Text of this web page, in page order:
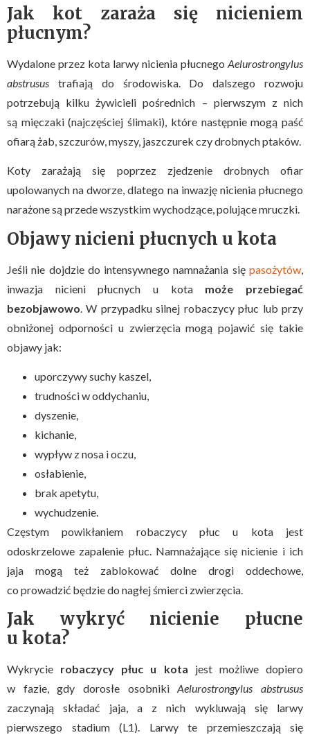
Jak kot zaraża się nicieniem
płucnym?
Wydalone przez kota larwy nicienia płucnego Aelurostrongylus
abstrusus trafiają do środowiska. Do dalszego rozwoju
potrzebują kilku żywicieli pośrednich – pierwszym z nich
są mięczaki (najczęściej ślimaki), które następnie mogą paść
ofiarą żab, szczurów, myszy, jaszczurek czy drobnych ptaków.
Koty zarażają się poprzez zjedzenie drobnych ofiar
upolowanych na dworze, dlatego na inwazję nicienia płucnego
narażone są przede wszystkim wychodzące, polujące mruczki.
Objawy nicieni płucnych u kota
Jeśli nie dojdzie do intensywnego namnażania się pasożytów
inwazja nicieni płucnych u kota może przebiegać
bezobjawowo . W przypadku silnej robaczycy płuc lub przy
obniżonej odporności u zwierzęcia mogą pojawić się takie
objawy jak:
uporczywy suchy kaszel,
trudności w oddychaniu,
dyszenie,
kichanie,
wypływ z nosa i oczu,
osłabienie,
brak apetytu,
wychudzenie.
Częstym powikłaniem robaczycy płuc u kota jest
odoskrzelowe zapalenie płuc. Namnażające się nicienie i ich
jaja mogą też zablokować dolne drogi oddechowe,
co prowadzić będzie do nagłej śmierci zwierzęcia.
Jak wykryć nicienie płucne
u kota?
Wykrycie robaczycy płuc u kota jest możliwe dopiero
w fazie, gdy dorosłe osobnikiAelurostrongylus abstrusus
zaczynają składać jaja, a z nich wykluwają się larwy
pierwszego stadium (L1). Larwy te przemieszczają się